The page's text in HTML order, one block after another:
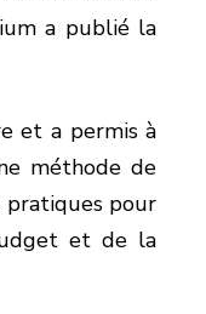
a publié la
et a permis à
méthode de
pratiques pour
et de la